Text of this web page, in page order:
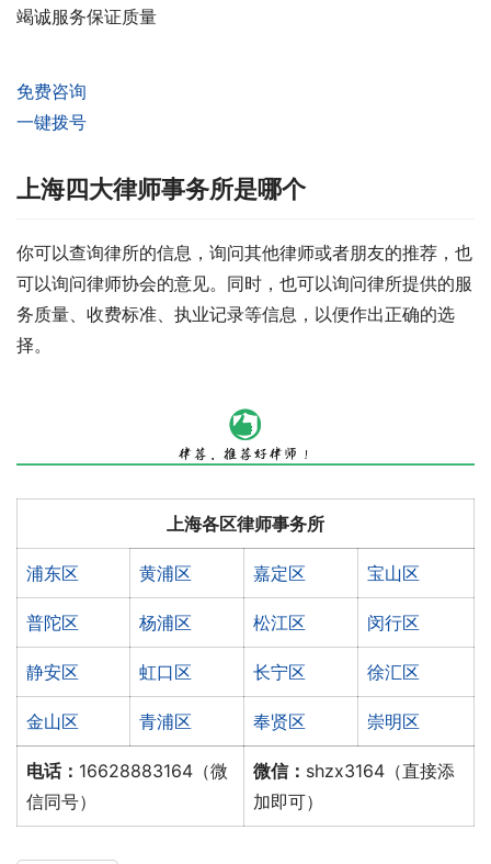
竭诚服务保证质量
免费咨询
一键拨号
上海四大律师事务所是哪个
你可以查询律所的信息，询问其他律师或者朋友的推荐，也
可以询问律师协会的意见。同时，也可以询问律所提供的服
务质量、收费标准、执业记录等信息，以便作出正确的选
择。
上海各区律师事务所
浦东区 黄浦区 嘉定区 宝山区
普陀区 杨浦区 松江区 闵行区
静安区 虹口区 长宁区 徐汇区
金山区 青浦区 奉贤区 崇明区
电话： 16628883164（微
信同号）
微信： shzx3164（直接添
加即可）